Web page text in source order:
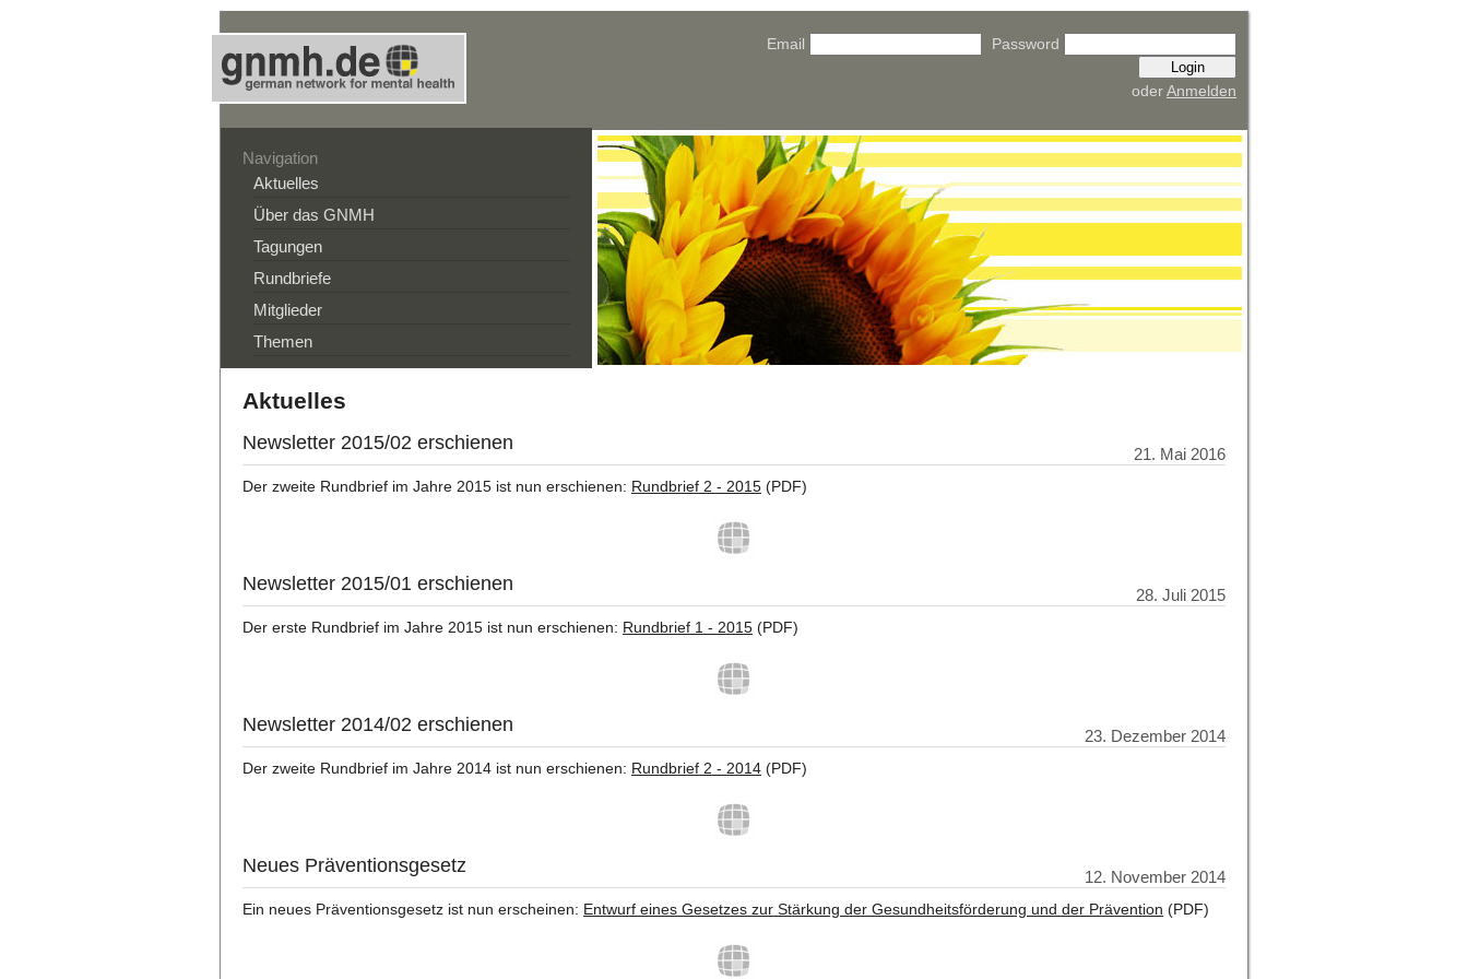
Email Password
oderAnmelden
Navigation
Aktuelles
Über das GNMH
Tagungen
Rundbriefe
Mitglieder
Themen
Aktuelles
Newsletter 2015/02 erschienen
21. Mai 2016
Der zweite Rundbrief im Jahre 2015 ist nun erschienen: Rundbrief 2 - 2015 (PDF)
Newsletter 2015/01 erschienen
28. Juli 2015
Der erste Rundbrief im Jahre 2015 ist nun erschienen: Rundbrief 1 - 2015 (PDF)
Newsletter 2014/02 erschienen
23. Dezember 2014
Der zweite Rundbrief im Jahre 2014 ist nun erschienen: Rundbrief 2 - 2014 (PDF)
Neues Präventionsgesetz
12. November 2014
Ein neues Präventionsgesetz ist nun erscheinen: Entwurf eines Gesetzes zur Stärkung der Gesundheitsförderung und der Prävention (PDF)